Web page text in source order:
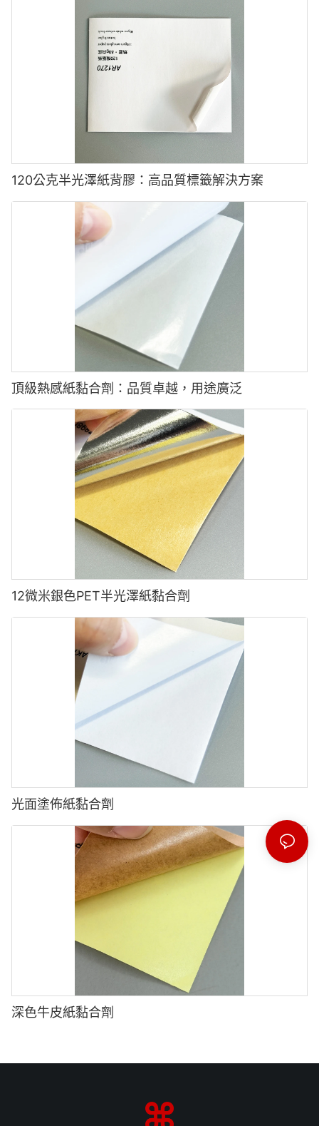
120公克半光澤紙背膠：高品質標籤解決方案
頂級熱感紙黏合劑：品質卓越，用途廣泛
12微米銀色PET半光澤紙黏合劑
光面塗佈紙黏合劑
深色牛皮紙黏合劑